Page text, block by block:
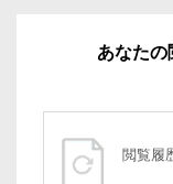
あなたの
閲覧履